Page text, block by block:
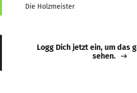
Die Holzmeister
Logg Dich jetzt ein, um das
sehen.